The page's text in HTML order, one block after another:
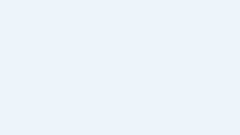
vyplývající ze zákona č.
fyzické osoby povinny
hasičského
provozují, nebo v
Policii ČR (odcizení,